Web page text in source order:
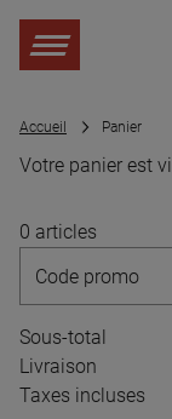
Accueil Panier
Votre panier est
0 articles
Sous-total
Livraison
Taxes incluses